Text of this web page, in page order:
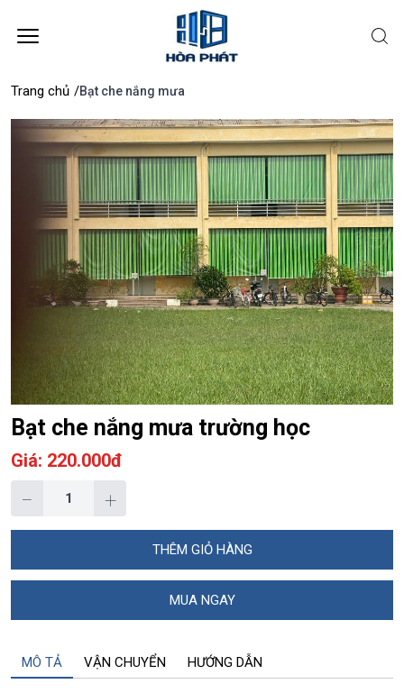
Trang chủ /Bạt che nắng mưa
Bạt che nắng mưa trường học
Giá: 220.000đ
− +
THÊM GIỎ HÀNG
MUA NGAY
MÔ TẢ VẬN CHUYỂN HƯỚNG DẪN